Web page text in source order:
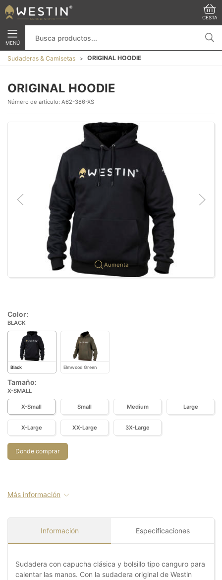
CESTA
MENÚ
Sudaderas & Camisetas ORIGINAL HOODIE
ORIGINAL HOODIE
Número de artículo: A62-386-XS
Aumenta
Color:
BLACK
Black Elmwood Green
Tamaño:
X-SMALL
X-Small Small Medium Large
X-Large XX-Large 3X-Large
Donde comprar
Más información
Información Especificaciones
Sudadera con capucha clásica y bolsillo tipo canguro para
calentar las manos. Con la sudadera original de Westin